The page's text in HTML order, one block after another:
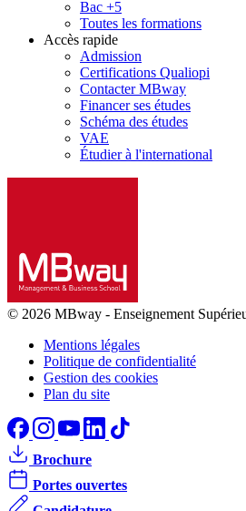
Bac +5
Toutes les formations
Accès rapide
Admission
Certifications Qualiopi
Contacter MBway
Financer ses études
Schéma des études
VAE
Étudier à l'international
© 2026 MBway - Enseignement
Mentions légales
Politique de confidentialité
Gestion des cookies
Plan du site
Brochure
Portes ouvertes